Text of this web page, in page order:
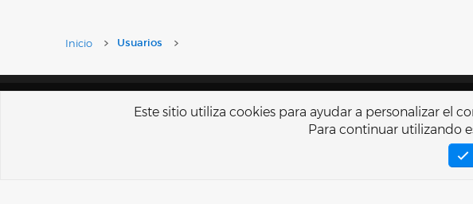
Inicio Usuarios
Español Tu
Community
Este sitio utiliza cookies para ayudar a personalizar el
Para continuar utilizando